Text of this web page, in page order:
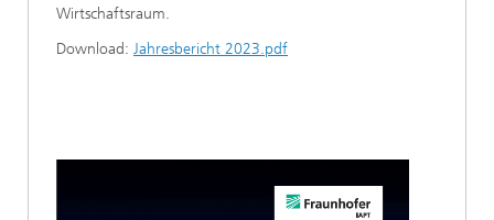
Wirtschaftsraum.
Download: Jahresbericht 2023.pdf